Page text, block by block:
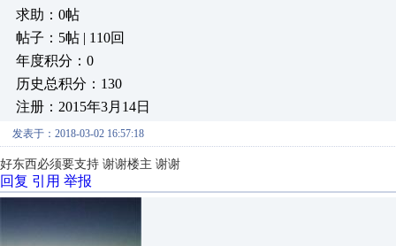
求助：0帖
帖子：5帖 | 110回
年度积分：0
历史总积分：130
注册：2015年3月14日
发表于：2018-03-02 16:57:18
好东西必须要支持 谢谢楼主 谢谢
回复 引用 举报